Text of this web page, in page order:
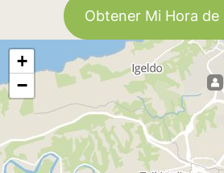
Obtener Mi Hora de
+
−